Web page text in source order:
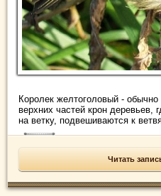
Королек желтоголовый -
верхних частей крон деревьев,
на ветку, подвешиваются к
Читать